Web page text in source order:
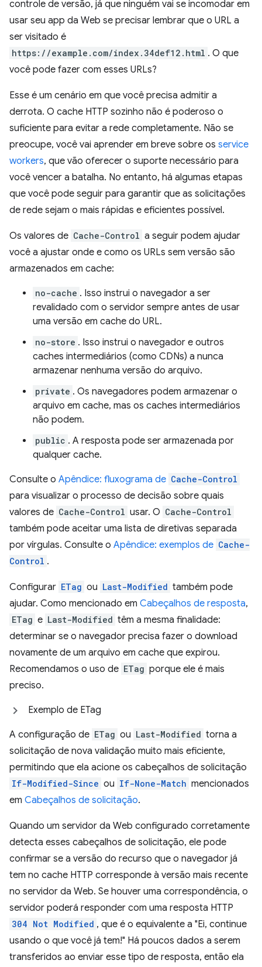
controle de versão, já que ninguém vai se incomodar em
usar seu app da Web se precisar lembrar que o URL a
ser visitado é
https://example.com/index.34def12.html . O que
você pode fazer com esses URLs?
Esse é um cenário em que você precisa admitir a
derrota. O cache HTTP sozinho não é poderoso o
suficiente para evitar a rede completamente. Não se
preocupe, você vai aprender em breve sobre os service
workers, que vão oferecer o suporte necessário para
você vencer a batalha. No entanto, há algumas etapas
que você pode seguir para garantir que as solicitações
de rede sejam o mais rápidas e eficientes possível.
Os valores de Cache-Control a seguir podem ajudar
você a ajustar onde e como os URLs sem versão são
armazenados em cache:
no-cache . Isso instrui o navegador a ser
revalidado com o servidor sempre antes de usar
uma versão em cache do URL.
no-store . Isso instrui o navegador e outros
caches intermediários (como CDNs) a nunca
armazenar nenhuma versão do arquivo.
private . Os navegadores podem armazenar o
arquivo em cache, mas os caches intermediários
não podem.
public . A resposta pode ser armazenada por
qualquer cache.
Consulte o Apêndice: fluxograma de Cache-Control
para visualizar o processo de decisão sobre quais
valores de Cache-Control usar. O Cache-Control
também pode aceitar uma lista de diretivas separada
por vírgulas. Consulte o Apêndice: exemplos de Cache-
Control .
Configurar ETag ou Last-Modified também pode
ajudar. Como mencionado em Cabeçalhos de resposta,
ETag e Last-Modified têm a mesma finalidade:
determinar se o navegador precisa fazer o download
novamente de um arquivo em cache que expirou.
Recomendamos o uso de ETag porque ele é mais
preciso.
Exemplo de ETag
A configuração de ETag ou Last-Modified torna a
solicitação de nova validação muito mais eficiente,
permitindo que ela acione os cabeçalhos de solicitação
If-Modified-Since ou If-None-Match mencionados
em Cabeçalhos de solicitação.
Quando um servidor da Web configurado corretamente
detecta esses cabeçalhos de solicitação, ele pode
confirmar se a versão do recurso que o navegador já
tem no cache HTTP corresponde à versão mais recente
no servidor da Web. Se houver uma correspondência, o
servidor poderá responder com uma resposta HTTP
304 Not Modified , que é o equivalente a "Ei, continue
usando o que você já tem!" Há poucos dados a serem
transferidos ao enviar esse tipo de resposta, então ela